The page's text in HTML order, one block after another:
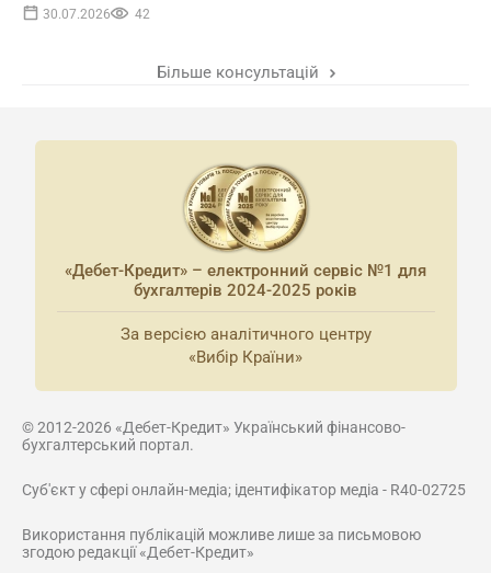
30.07.2026 42
Більше консультацій
«Дебет-Кредит» – електронний сервіс №1 для
бухгалтерів 2024-2025 років
За версією аналітичного центру
«Вибір Країни»
© 2012-2026 «Дебет-Кредит» Український фінансово-
бухгалтерський портал.
Суб'єкт у сфері онлайн-медіа; ідентифікатор медіа - R40-02725
Використання публікацій можливе лише за письмовою
згодою редакції «Дебет-Кредит»